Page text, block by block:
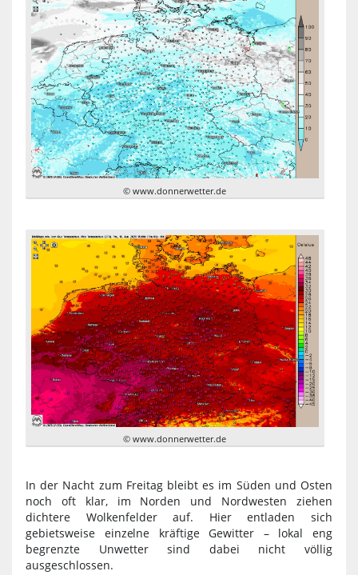
© www.donnerwetter.de
© www.donnerwetter.de
In der Nacht zum Freitag bleibt es im Süden und Osten
noch oft klar, im Norden und Nordwesten ziehen
dichtere Wolkenfelder auf. Hier entladen sich
gebietsweise einzelne kräftige Gewitter – lokal eng
begrenzte Unwetter sind dabei nicht völlig
ausgeschlossen.